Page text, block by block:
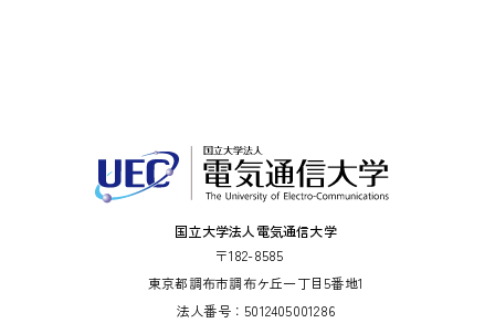
国立大学法人電気通信大学
〒182-8585
東京都調布市調布ケ丘一丁目5番地1
法人番号：5012405001286